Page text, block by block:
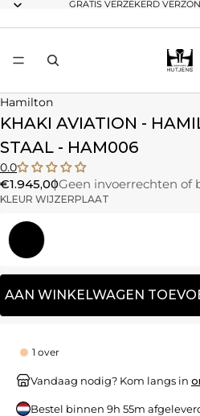
GRATIS VERZEKERD
Hamilton
KHAKI AVIATION -
STAAL - HAM006
0.0
€1.945,00Geen invoerrechten of
KLEUR WIJZERPLAAT
AAN WINKELWAGEN
1 over
Vandaag nodig? Kom langs in
Bestel binnen 9h 55m